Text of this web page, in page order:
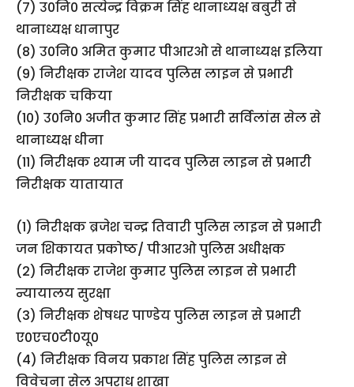
(7) उ0नि0 सत्येन्द्र विक्रम सिंह थानाध्यक्ष बबुरी से
थानाध्यक्ष धानापुर
(8) उ0नि0 अमित कुमार पीआरओ से थानाध्यक्ष इलिया
(9) निरीक्षक राजेश यादव पुलिस लाइन से प्रभारी
निरीक्षक चकिया
(10) उ0नि0 अजीत कुमार सिंह प्रभारी सर्विलांस सेल से
थानाध्यक्ष धीना
(11) निरीक्षक श्याम जी यादव पुलिस लाइन से प्रभारी
निरीक्षक यातायात
(1) निरीक्षक ब्रजेश चन्द्र तिवारी पुलिस लाइन से प्रभारी
जन शिकायत प्रकोष्ठ/ पीआरओ पुलिस अधीक्षक
(2) निरीक्षक राजेश कुमार पुलिस लाइन से प्रभारी
न्यायालय सुरक्षा
(3) निरीक्षक शेषधर पाण्डेय पुलिस लाइन से प्रभारी
ए0एच0टी0यू0
(4) निरीक्षक विनय प्रकाश सिंह पुलिस लाइन से
विवेचना सेल अपराध शाखा